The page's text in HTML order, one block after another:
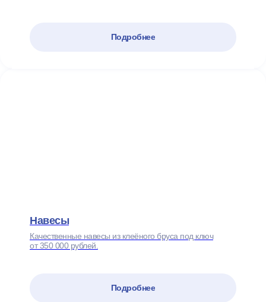
Подробнее
Навесы
Качественные навесы из клеёного бруса под ключ
от 350 000 рублей.
Подробнее